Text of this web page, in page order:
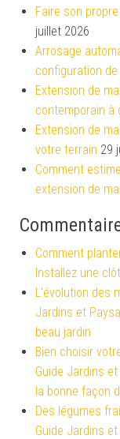
Faire son
juillet 2026
Arrosage
configuration
Extension de
contemporain à
Extension de
votre terrain 29
Comment
extension de
Comment
Installez une
L'évolution des
Jardins et
beau jardin
Bien choisir
Guide Jardins
la bonne façon
Des légumes
Guide Jardins